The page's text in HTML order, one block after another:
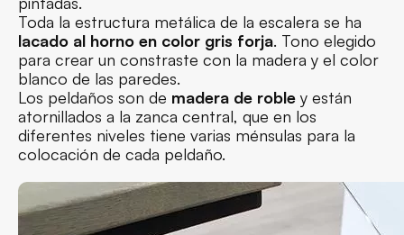
Toda la estructura metálica de la escalera se ha
lacado al horno en color gris forja. Tono elegido
para crear un constraste con la madera y el color
blanco de las paredes.
Los peldaños son de madera de roble y están
atornillados a la zanca central, que en los
diferentes niveles tiene varias ménsulas para la
colocación de cada peldaño.